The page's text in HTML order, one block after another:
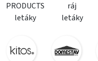
PRODUCTS
letáky
ráj
letáky